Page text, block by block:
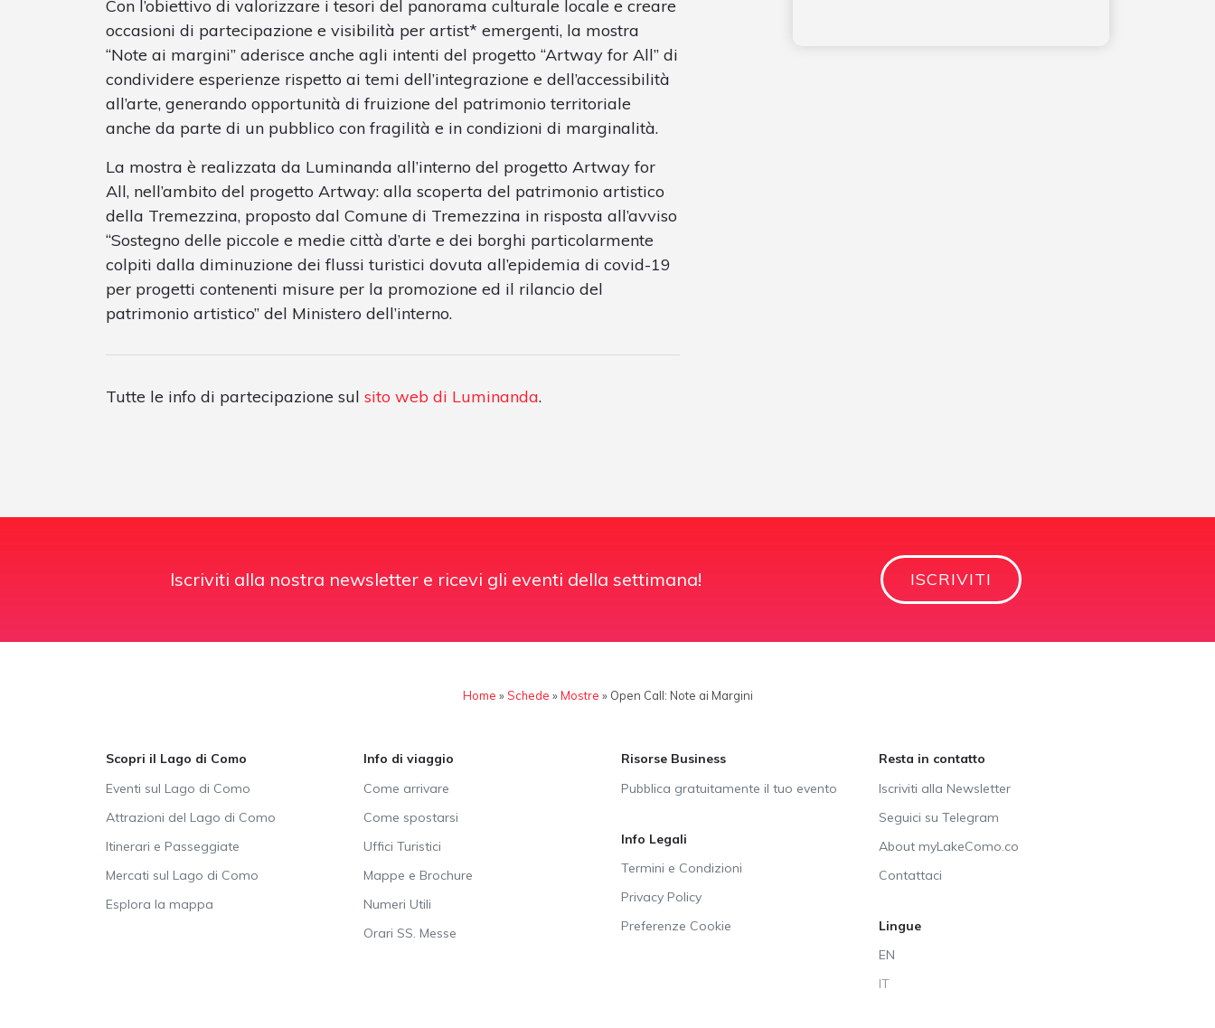
Con l’obiettivo di valorizzare i tesori del panorama culturale locale e creare
occasioni di partecipazione e visibilità per artist* emergenti, la mostra
“Note ai margini” aderisce anche agli intenti del progetto “Artway for All” di
condividere esperienze rispetto ai temi dell’integrazione e dell’accessibilità
all’arte, generando opportunità di fruizione del patrimonio territoriale
anche da parte di un pubblico con fragilità e in condizioni di marginalità.
La mostra è realizzata da Luminanda all’interno del progetto Artway for
All, nell’ambito del progetto Artway: alla scoperta del patrimonio artistico
della Tremezzina, proposto dal Comune di Tremezzina in risposta all’avviso
“Sostegno delle piccole e medie città d’arte e dei borghi particolarmente
colpiti dalla diminuzione dei flussi turistici dovuta all’epidemia di covid-19
per progetti contenenti misure per la promozione ed il rilancio del
patrimonio artistico” del Ministero dell’interno.
Tutte le info di partecipazione sul sito web di Luminanda.
Iscriviti alla nostra newsletter e ricevi gli eventi della settimana! ISCRIVITI
Home »Schede »Mostre » Open Call: Note ai Margini
Scopri il Lago di Como
Eventi sul Lago di Como
Attrazioni del Lago di Como
Itinerari e Passeggiate
Mercati sul Lago di Como
Esplora la mappa
Info di viaggio
Come arrivare
Come spostarsi
Uffici Turistici
Mappe e Brochure
Numeri Utili
Orari SS. Messe
Risorse Business
Pubblica gratuitamente il tuo evento
Info Legali
Termini e Condizioni
Privacy Policy
Preferenze Cookie
Resta in contatto
Iscriviti alla Newsletter
Seguici su Telegram
About myLakeComo.co
Contattaci
Lingue
EN
IT